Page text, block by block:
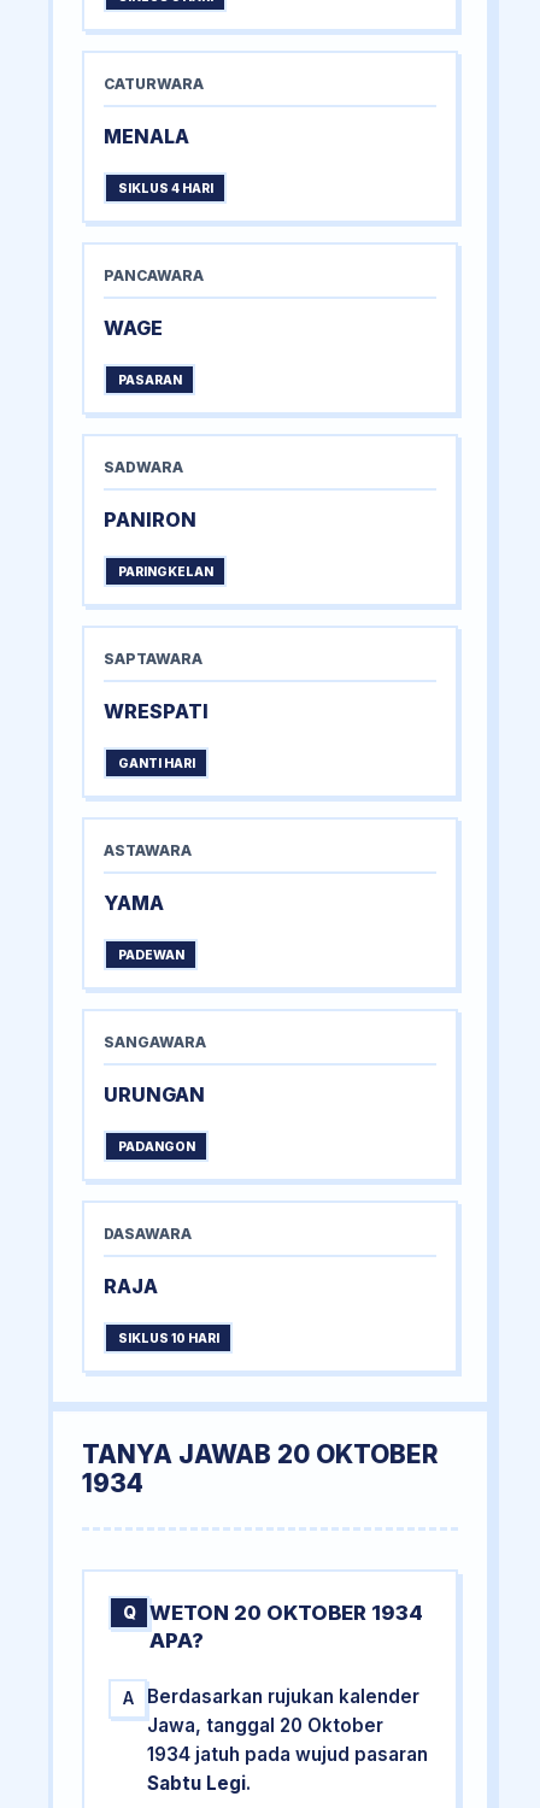
CATURWARA
MENALA
SIKLUS 4 HARI
PANCAWARA
WAGE
PASARAN
SADWARA
PANIRON
PARINGKELAN
SAPTAWARA
WRESPATI
GANTI HARI
ASTAWARA
YAMA
PADEWAN
SANGAWARA
URUNGAN
PADANGON
DASAWARA
RAJA
SIKLUS 10 HARI
TANYA JAWAB 20 OKTOBER
1934
Q
WETON 20 OKTOBER 1934
APA?
A
Berdasarkan rujukan kalender
Jawa, tanggal 20 Oktober
1934 jatuh pada wujud pasaran
Sabtu Legi.